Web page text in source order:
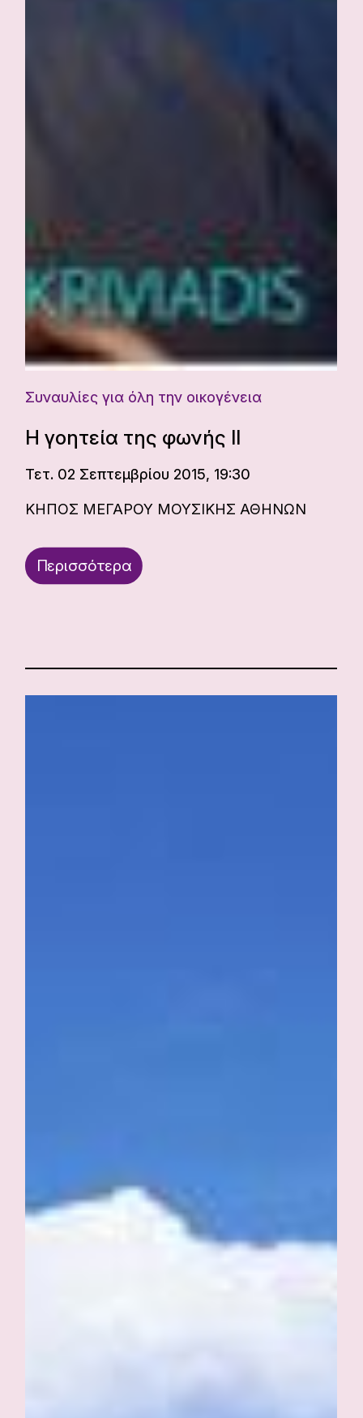
Συναυλίες για όλη την οικογένεια
Η γοητεία της φωνής ΙΙ
Τετ. 02 Σεπτεμβρίου 2015, 19:30
ΚΗΠΟΣ ΜΕΓΑΡΟΥ ΜΟΥΣΙΚΗΣ ΑΘΗΝΩΝ
Περισσότερα